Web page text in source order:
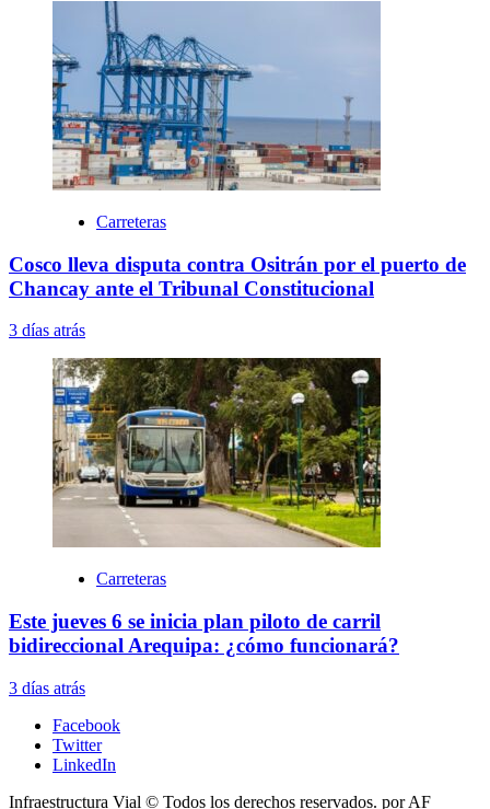
Carreteras
Cosco lleva disputa contra Ositrán por el puerto de
Chancay ante el Tribunal Constitucional
3 días atrás
Carreteras
Este jueves 6 se inicia plan piloto de carril
bidireccional Arequipa: ¿cómo funcionará?
3 días atrás
Facebook
Twitter
LinkedIn
Infraestructura Vial © Todos los derechos reservados. por AF